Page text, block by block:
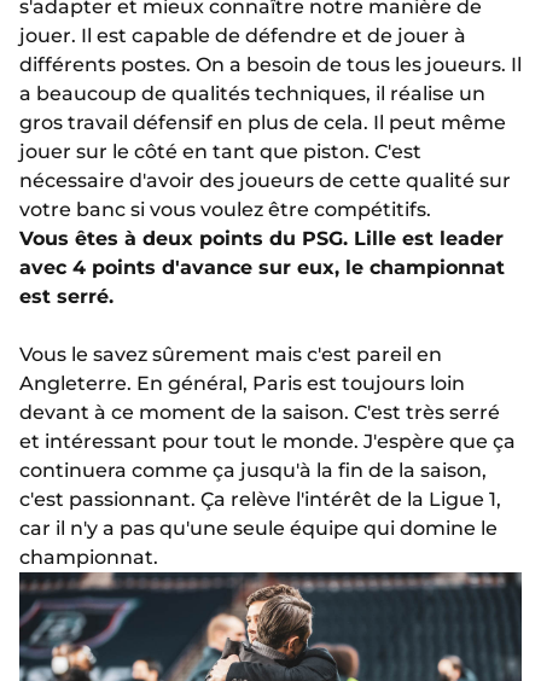
s'adapter et mieux connaître notre manière de
jouer. Il est capable de défendre et de jouer à
différents postes. On a besoin de tous les joueurs. Il
a beaucoup de qualités techniques, il réalise un
gros travail défensif en plus de cela. Il peut même
jouer sur le côté en tant que piston. C'est
nécessaire d'avoir des joueurs de cette qualité sur
votre banc si vous voulez être compétitifs.
Vous êtes à deux points du PSG. Lille est leader
avec 4 points d'avance sur eux, le championnat
est serré.
Vous le savez sûrement mais c'est pareil en
Angleterre. En général, Paris est toujours loin
devant à ce moment de la saison. C'est très serré
et intéressant pour tout le monde. J'espère que ça
continuera comme ça jusqu'à la fin de la saison,
c'est passionnant. Ça relève l'intérêt de la Ligue 1,
car il n'y a pas qu'une seule équipe qui domine le
championnat.